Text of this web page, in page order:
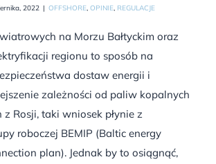
2022 | OFFSHORE, OPINIE, REGULACJE
na Morzu Bałtyckim oraz
regionu to sposób na
dostaw energii i
zależności od paliw kopalnych
Rosji, taki wniosek płynie z
roboczej BEMIP (Baltic energy
plan). Jednak by to osiągnąć,